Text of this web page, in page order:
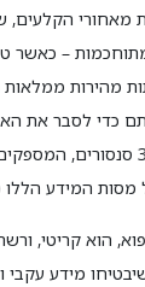
מאחורי הקלעים,
– כאשר
מהירות
מסות המידע הללו
הוא קריטי,
מידע עקבי